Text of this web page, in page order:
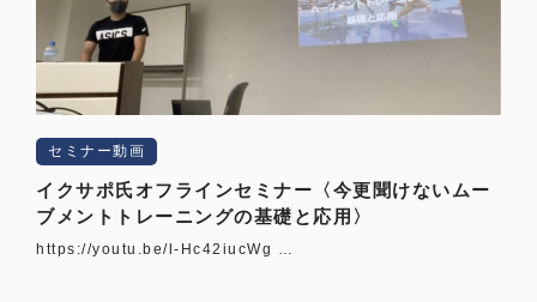
セミナー動画
イクサポ氏オフラインセミナー〈今更聞けないムー
ブメントトレーニングの基礎と応用〉
https://youtu.be/l-Hc42iucWg …